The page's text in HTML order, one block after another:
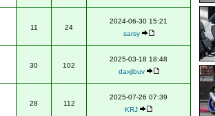
11 24
2024-06-30 15:21
sarsy
30 102
2025-03-18 18:48
daxjibuv
28 112
2025-07-26 07:39
KRJ